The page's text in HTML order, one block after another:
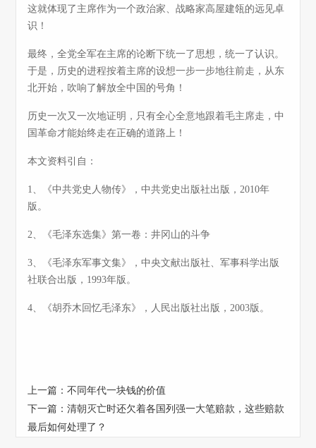
这就体现了主席作为一个政治家、战略家高屋建瓴的远见卓
识！
最终，全党全军在主席的论断下统一了思想，统一了认识。
于是，历史的进程按着主席的设想一步一步地往前走，从东
北开始，吹响了解放全中国的号角！
历史一次又一次地证明，只有全心全意地跟着毛主席走，中
国革命才能始终走在正确的道路上！
本文资料引自：
1、《中共党史人物传》，中共党史出版社出版，2010年
版。
2、《毛泽东选集》第一卷：井冈山的斗争
3、《毛泽东军事文集》，中央文献出版社、军事科学出版
社联合出版，1993年版。
4、《胡乔木回忆毛泽东》，人民出版社出版，2003版。
上一篇：不同年代一块钱的价值
下一篇：清朝灭亡时还欠着各国列强一大笔赔款，这些赔款
最后如何处理了？